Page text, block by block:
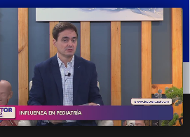
POLÍTICA ECONOMÍA